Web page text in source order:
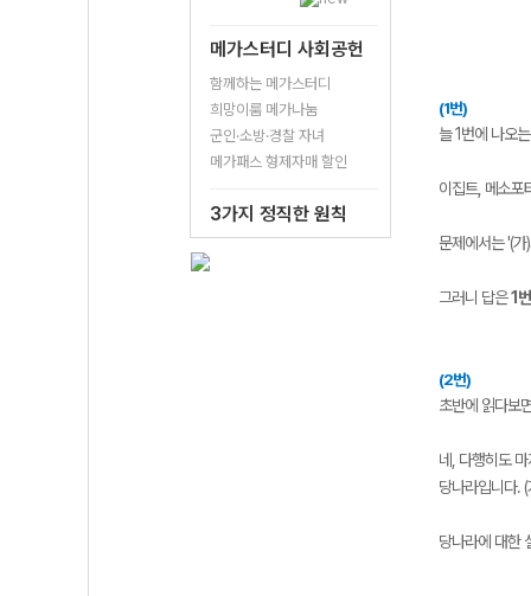
메가스터디 사회공헌
함께하는 메가스터디
희망이룸 메가나눔
군인·소방·경찰 자녀
메가패스 형제자매 할인
3가지 정직한 원칙
(1번)
늘 1번에 나오
이집트, 메소포
문제에서는 '(
그러니 답은1번
(2번)
초반에 읽다보
네, 다행히도
당나라입니다.
당나라에 대한